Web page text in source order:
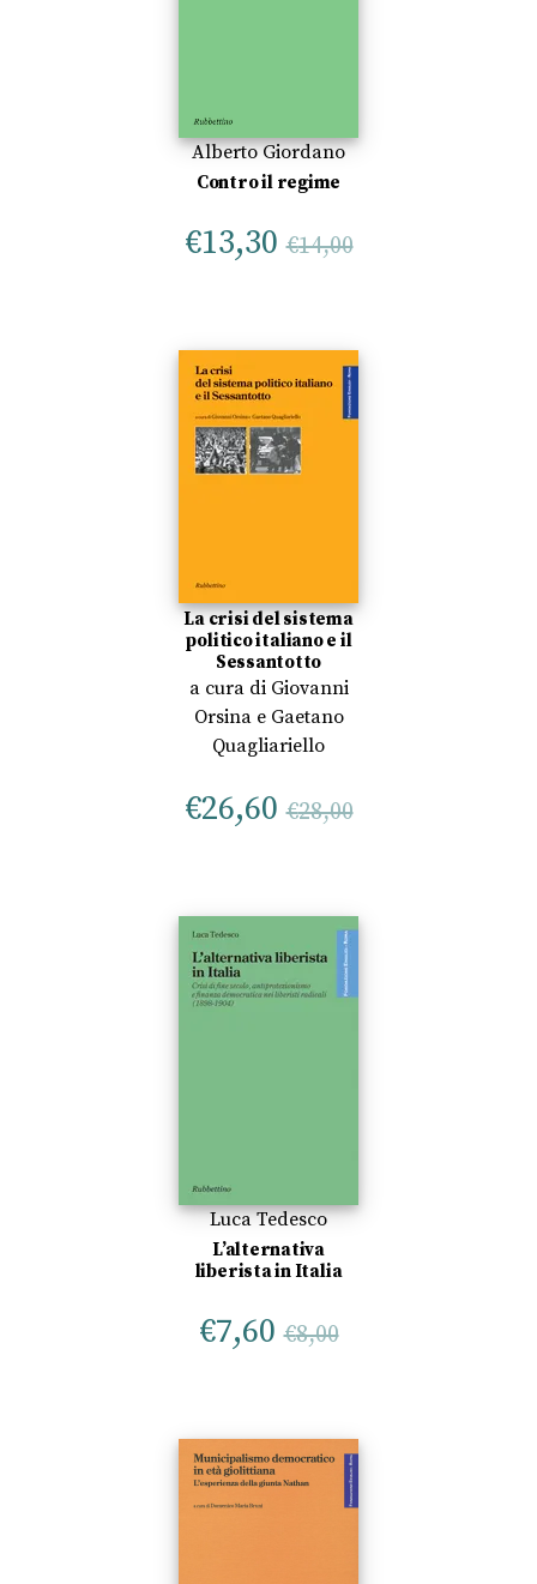
Alberto Giordano
Contro il regime
€13,30 €14,00
La crisi del sistema
politico italiano e il
Sessantotto
a cura di Giovanni
Orsinae Gaetano
Quagliariello
€26,60 €28,00
Luca Tedesco
L’alternativa
liberista in Italia
€7,60 €8,00